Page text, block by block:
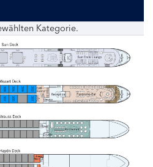
Kategorie.
301
302
304
305
306
307
308